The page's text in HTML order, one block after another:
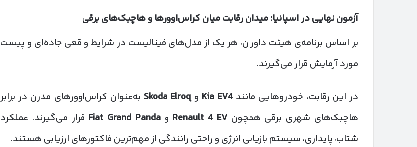
آزمون نهایی در اسپانیا؛ میدان رقابت میان کراس‌اوورها و هاچبک‌های برقی
بر اساس برنامه‌ی هیئت داوران، هر یک از مدل‌های فینالیست در شرایط واقعی جاده‌ای و پیست
مورد آزمایش قرار می‌گیرند.
در این رقابت، خودروهایی مانندKia EV4 وSkoda Elroq به‌عنوان کراس‌اوورهای مدرن در برابر
هاچبک‌های شهری برقی همچونRenault 4 EV وFiat Grand Panda قرار می‌گیرند. عملکرد
شتاب، پایداری، سیستم بازیابی انرژی و راحتی رانندگی از مهم‌ترین فاکتورهای ارزیابی هستند.